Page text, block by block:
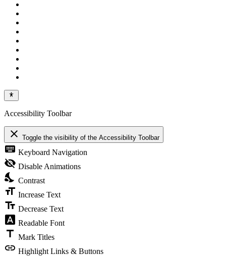
Accessibility Toolbar
close Toggle the visibility of the Accessibility Toolbar
keyboard Keyboard Navigation
visibility_off Disable Animations
nights_stay Contrast
format_size Increase Text
text_fields Decrease Text
font_download Readable Font
title Mark Titles
link Highlight Links & Buttons